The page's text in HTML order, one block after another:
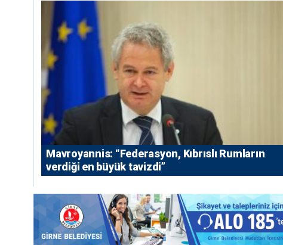
Mavroyannis: “Federasyon, Kıbrıslı Rumların
verdiği en büyük tavizdi”